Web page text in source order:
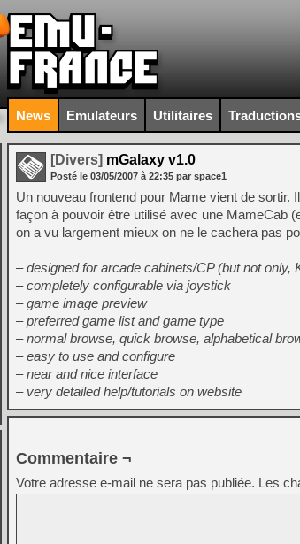
News Emulateurs Utilitaires
[Divers] mGalaxy v1.0
Posté le 03/05/2007 à 22:35 par space1
Un nouveau frontend pour Mame vient de sortir.
façon à pouvoir être utilisé avec une MameCab
on a vu largement mieux on ne le cachera pas
– designed for arcade cabinets/CP (but not only,
– completely configurable via joystick
– game image preview
– preferred game list and game type
– normal browse, quick browse, alphabetical
– easy to use and configure
– near and nice interface
– very detailed help/tutorials on website
Commentaire ¬
Votre adresse e-mail ne sera pas publiée. Les